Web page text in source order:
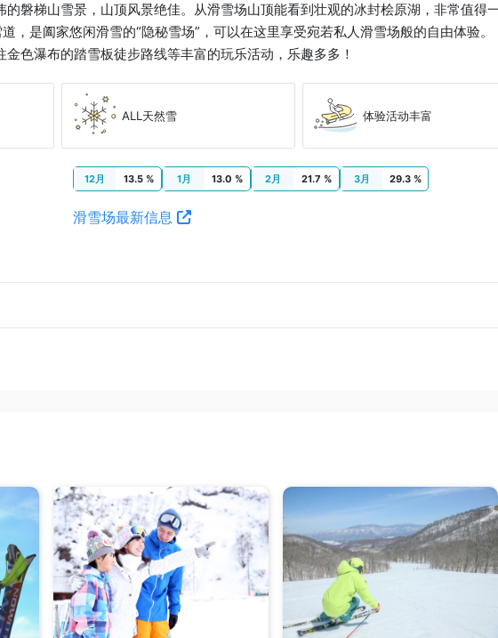
磐梯山雪景，山顶风景绝佳。从滑雪场山顶能看到壮观的冰封桧原湖，非常值得
，是阖家悠闲滑雪的“隐秘雪场”，可以在这里享受宛若私人滑雪场般的自由体验。
色瀑布的踏雪板徒步路线等丰富的玩乐活动，乐趣多多！
ALL天然雪 体验活动丰富
12月 13.5 % 1月 13.0 % 2月 21.7 % 3月 29.3 %
滑雪场最新信息